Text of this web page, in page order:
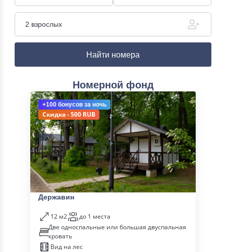
2 взрослых
Найти номера
Номерной фонд
+100 бонусов за ночь
Скидка - 500 RUB
Державин
12 м2
до 1 места
Две односпальные или большая двуспальная
кровать
Вид на лес